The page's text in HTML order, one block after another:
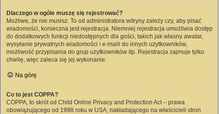
Dlaczego w ogóle muszę się rejestrować?
Możliwe, że nie musisz. To od administratora witryny zależy czy, aby pisać
wiadomości, konieczna jest rejestracja. Niemniej rejestracja umożliwia dostęp
do dodatkowych funkcji niedostępnych dla gości, takich jak własny awatar,
wysyłanie prywatnych wiadomości i e-maili do innych użytkowników,
możliwość przypisania do grup użytkowników itp. Rejestracja zajmuje tylko
chwilę, więc zaleca się jej wykonanie.
Na górę
Co to jest COPPA?
COPPA, to skrót od Child Online Privacy and Protection Act – prawa
obowiązującego od 1998 roku w USA, nakładającego na właścicieli stron